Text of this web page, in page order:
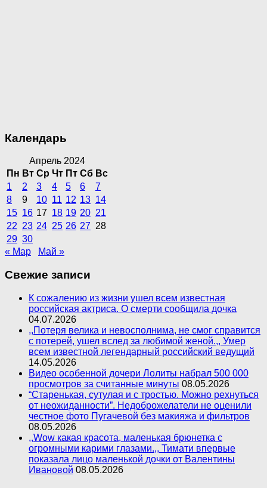
Календарь
Апрель 2024
Пн Вт Ср Чт Пт Сб Вс
1
2 3 4 5 6
7
8
9 10 11 12 13 14
15 16 17 18 19 20 21
22 23 24 25 26 27 28
29 30
« Мар
Май »
Свежие записи
К сожалению из жизни ушел всем известная
российская актриса. О смерти сообщила дочка
04.07.2026
,,Потеря велика и невосполнима, не смог справится
с потерей, ушел вслед за любимой женой.,, Умер
всем известной легендарный российский ведущий
14.05.2026
Видео особенной дочери Лолиты набрал 500 000
просмотров за считанные минуты 08.05.2026
“Старенькая, сутулая и с тростью. Можно рехнуться
от неожиданности”. Недоброжелатели не оценили
честное фото Пугачевой без макияжа и фильтров
08.05.2026
,,Wow какая красота, маленькая брюнетка с
огромными карими глазами.,, Тимати впервые
показала лицо маленькой дочки от Валентины
Ивановой 08.05.2026